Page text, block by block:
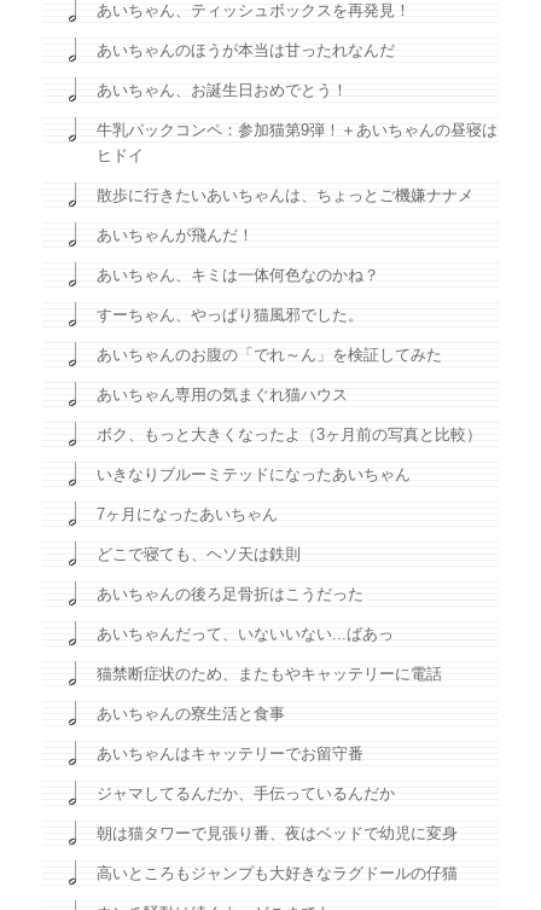
あいちゃん、ティッシュボックスを再発見！
あいちゃんのほうが本当は甘ったれなんだ
あいちゃん、お誕生日おめでとう！
牛乳パックコンペ：参加猫第9弾！＋あいちゃんの昼寝は
ヒドイ
散歩に行きたいあいちゃんは、ちょっとご機嫌ナナメ
あいちゃんが飛んだ！
あいちゃん、キミは一体何色なのかね？
すーちゃん、やっぱり猫風邪でした。
あいちゃんのお腹の「でれ～ん」を検証してみた
あいちゃん専用の気まぐれ猫ハウス
ボク、もっと大きくなったよ（3ヶ月前の写真と比較）
いきなりブルーミテッドになったあいちゃん
7ヶ月になったあいちゃん
どこで寝ても、ヘソ天は鉄則
あいちゃんの後ろ足骨折はこうだった
あいちゃんだって、いないいない...ばあっ
猫禁断症状のため、またもやキャッテリーに電話
あいちゃんの寮生活と食事
あいちゃんはキャッテリーでお留守番
ジャマしてるんだか、手伝っているんだか
朝は猫タワーで見張り番、夜はベッドで幼児に変身
高いところもジャンプも大好きなラグドールの仔猫